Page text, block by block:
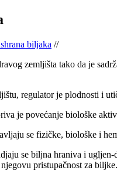
biljaka //
zemljišta tako da je
regulator je plodnosti i
je povećanje biološke
se fizičke, biološke i
se biljna hraniva i
pristupačnost za biljke.